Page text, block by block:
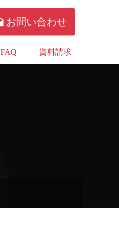
お問い合わせ
FAQ 資料請求